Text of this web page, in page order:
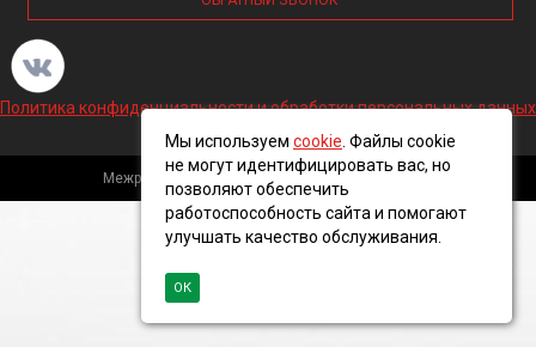
Политика конфиденциальности и обработки персональных данных
Межрегиональная кабельная компания, 2016 ©
Мы используем cookie . Файлы cookie
не могут идентифицировать вас, но
позволяют обеспечить
работоспособность сайта и помогают
улучшать качество обслуживания.
ОК